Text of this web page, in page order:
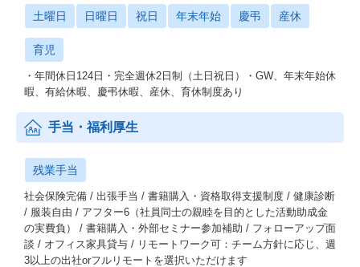
土曜日 日曜日 祝日 年末年始 慶弔 産休
育児
・年間休日124日・完全週休2日制（土日祝日）・GW、年末年始休
暇、有給休暇、慶弔休暇、産休、育休制度あり
手当・福利厚生
残業手当
社会保険完備 / 出張手当 / 書籍購入・資格取得支援制度 / 健康診断
/ 服装自由 / アフター6（社員同士の親睦を目的とした活動助成金
の実費負） / 書籍購入・外部セミナー参加補助 / フォローアップ面
談 / オフィス家具貸与 / リモートワーク可：チーム方針に応じ、週
3以上の出社orフルリモートを選択いただけます